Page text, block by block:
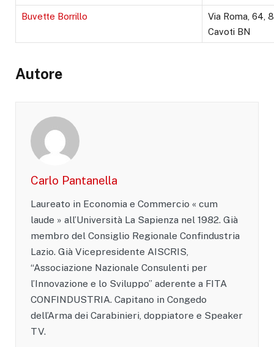
Buvette Borrillo
Via Roma, 64,
Cavoti BN
Autore
Carlo Pantanella
Laureato in Economia e Commercio « cum
laude » all’Università La Sapienza nel 1982. Già
membro del Consiglio Regionale Confindustria
Lazio. Già Vicepresidente AISCRIS,
“Associazione Nazionale Consulenti per
l’Innovazione e lo Sviluppo” aderente a FITA
CONFINDUSTRIA. Capitano in Congedo
dell’Arma dei Carabinieri, doppiatore e Speaker
TV.